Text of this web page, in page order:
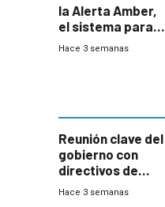
la Alerta Amber,
el sistema para
la búsqueda
Hace 3 semanas
Reunión clave del
gobierno con
directivos de
Fábricas
Hace 3 semanas